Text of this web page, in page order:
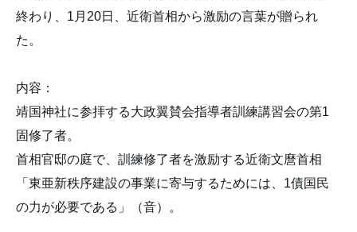
終わり、1月20日、近衛首相から激励の言葉が贈られ
た。
内容：
靖国神社に参拝する大政翼賛会指導者訓練講習会の第1
固修了者。
首相官邸の庭で、訓練修了者を激励する近衛文麿首相
「東亜新秩序建設の事業に寄与するためには、1債国民
の力が必要である」（音）。